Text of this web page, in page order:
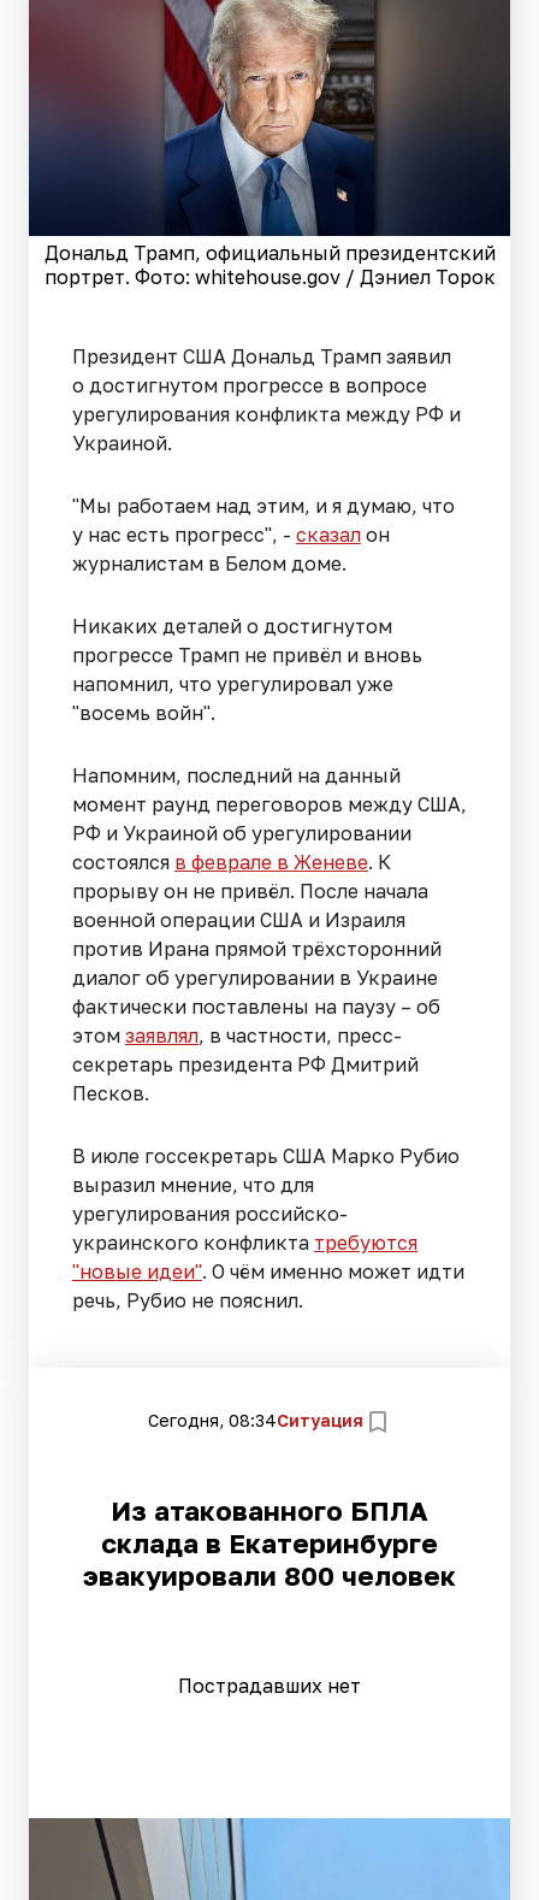
Дональд Трамп, официальный президентский
портрет. Фото: whitehouse.gov / Дэниел Торок
Президент США Дональд Трамп заявил
о достигнутом прогрессе в вопросе
урегулирования конфликта между РФ и
Украиной.
"Мы работаем над этим, и я думаю, что
у нас есть прогресс", - сказал он
журналистам в Белом доме.
Никаких деталей о достигнутом
прогрессе Трамп не привёл и вновь
напомнил, что урегулировал уже
"восемь войн".
Напомним, последний на данный
момент раунд переговоров между США,
РФ и Украиной об урегулировании
состоялся в феврале в Женеве. К
прорыву он не привёл. После начала
военной операции США и Израиля
против Ирана прямой трёхсторонний
диалог об урегулировании в Украине
фактически поставлены на паузу – об
этом заявлял, в частности, пресс-
секретарь президента РФ Дмитрий
Песков.
В июле госсекретарь США Марко Рубио
выразил мнение, что для
урегулирования российско-
украинского конфликта требуются
"новые идеи". О чём именно может идти
речь, Рубио не пояснил.
Сегодня, 08:34Ситуация
Из атакованного БПЛА
склада в Екатеринбурге
эвакуировали 800 человек
Пострадавших нет